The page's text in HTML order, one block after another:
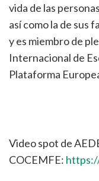
vida de las
así como la de sus
y es miembro de
Internacional de
Plataforma
Video spot de
COCEMFE: